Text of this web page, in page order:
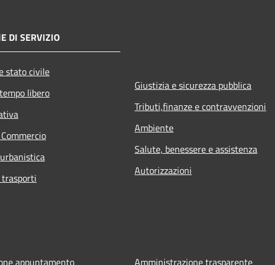
DI SERVIZIO
stato civile
libero
Giustizia e sicurezza pubblica
Tributi,finanze e contravvenzioni
Ambiente
Salute, benessere e assistenza
Autorizzazioni
appuntamento Amministrazione trasparente